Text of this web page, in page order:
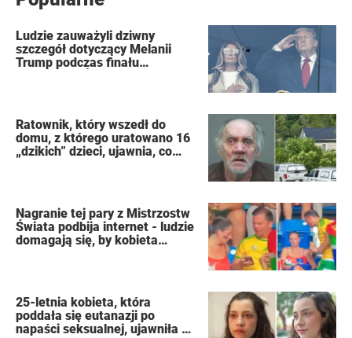
Ludzie zauważyli dziwny
szczegół dotyczący Melanii
Trump podczas finału
Ratownik, który wszedł do
domu, z którego uratowano 16
„dzikich” dzieci, ujawnia, co
Nagranie tej pary z Mistrzostw
Świata podbija internet - ludzie
domagają się, by kobieta
25-letnia kobieta, która
poddała się eutanazji po
napaści seksualnej, ujawniła w